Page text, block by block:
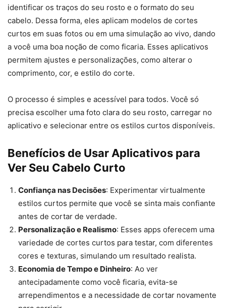
identificar os traços do seu rosto e o formato do seu
cabelo. Dessa forma, eles aplicam modelos de cortes
curtos em suas fotos ou em uma simulação ao vivo, dando
a você uma boa noção de como ficaria. Esses aplicativos
permitem ajustes e personalizações, como alterar o
comprimento, cor, e estilo do corte.
O processo é simples e acessível para todos. Você só
precisa escolher uma foto clara do seu rosto, carregar no
aplicativo e selecionar entre os estilos curtos disponíveis.
Benefícios de Usar Aplicativos para
Ver Seu Cabelo Curto
Confiança nas Decisões: Experimentar virtualmente
estilos curtos permite que você se sinta mais confiante
antes de cortar de verdade.
Personalização e Realismo: Esses apps oferecem uma
variedade de cortes curtos para testar, com diferentes
cores e texturas, simulando um resultado realista.
Economia de Tempo e Dinheiro: Ao ver
antecipadamente como você ficaria, evita-se
arrependimentos e a necessidade de cortar novamente